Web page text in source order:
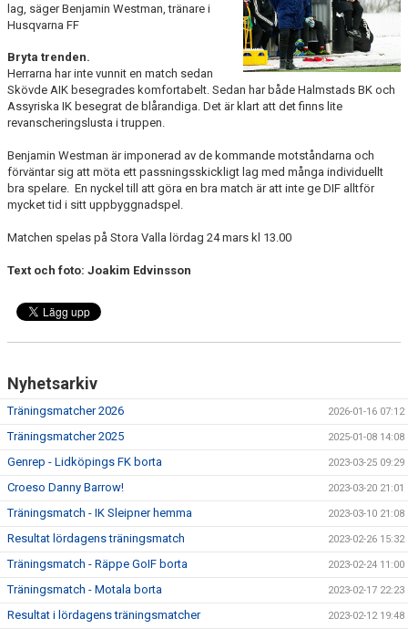
lag, säger Benjamin Westman, tränare i
Husqvarna FF
Bryta trenden.
Herrarna har inte vunnit en match sedan
Skövde AIK besegrades komfortabelt. Sedan har både Halmstads BK och
Assyriska IK besegrat de blårandiga. Det är klart att det finns lite
revanscheringslusta i truppen.
Benjamin Westman är imponerad av de kommande motståndarna och
förväntar sig att möta ett passningsskickligt lag med många individuellt
bra spelare. En nyckel till att göra en bra match är att inte ge DIF alltför
mycket tid i sitt uppbyggnadspel.
Matchen spelas på Stora Valla lördag 24 mars kl 13.00
Text och foto: Joakim Edvinsson
Nyhetsarkiv
Träningsmatcher 2026 2026-01-16 07:12
Träningsmatcher 2025 2025-01-08 14:08
Genrep - Lidköpings FK borta 2023-03-25 09:29
Croeso Danny Barrow! 2023-03-20 21:01
Träningsmatch - IK Sleipner hemma 2023-03-10 21:08
Resultat lördagens träningsmatch 2023-02-26 15:32
Träningsmatch - Räppe GoIF borta 2023-02-24 11:00
Träningsmatch - Motala borta 2023-02-17 22:23
Resultat i lördagens träningsmatcher 2023-02-12 19:48